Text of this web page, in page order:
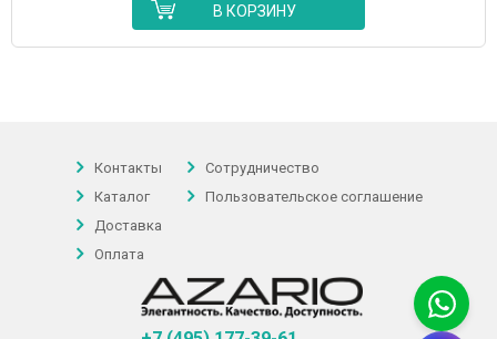
В КОРЗИНУ
Контакты
Каталог
Доставка
Оплата
Сотрудничество
Пользовательское соглашение